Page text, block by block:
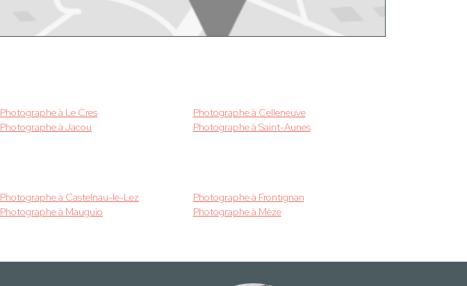
Photographe à Le Cres
Photographe à Celleneuve
Photographe à Jacou
Photographe à Saint-Aunes
Photographe à Castelnau-le-Lez
Photographe à Frontignan
Photographe à Mauguio
Photographe à Mèze